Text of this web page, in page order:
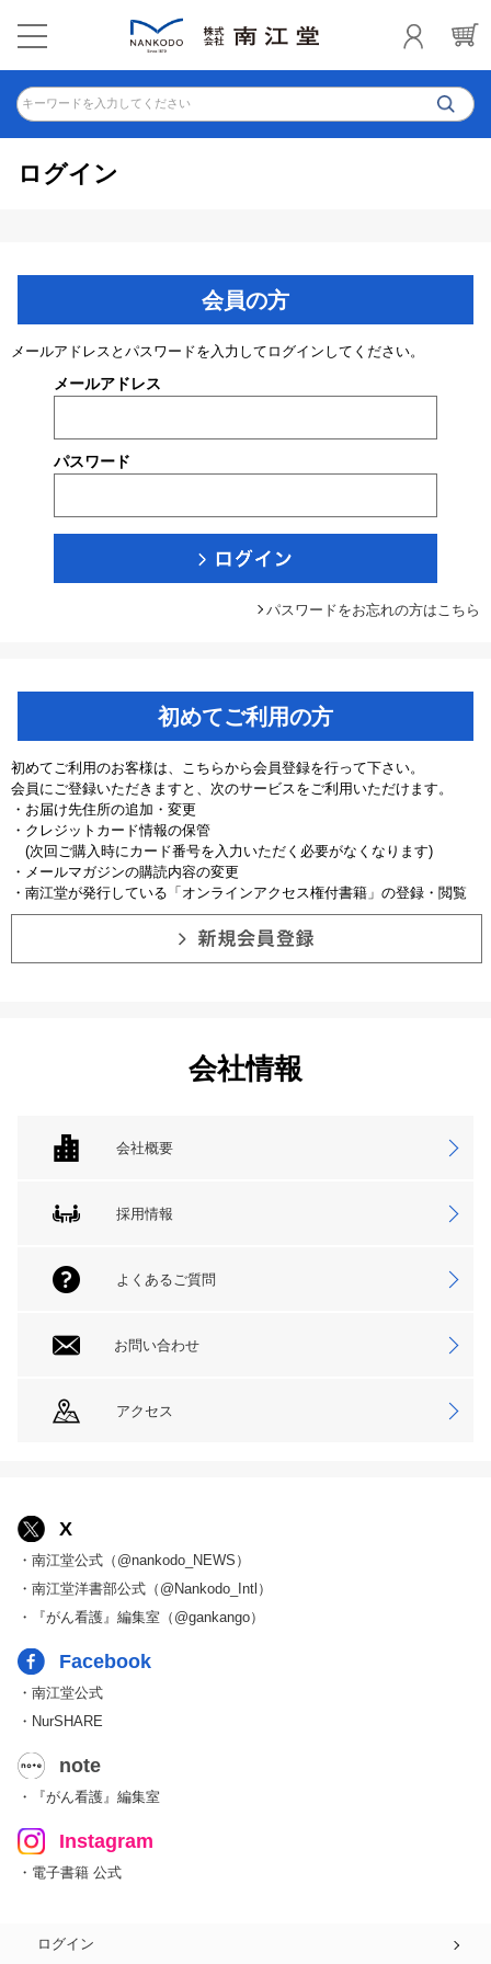
キーワードを入力してください
ログイン
会員の方
メールアドレスとパスワードを入力してログインしてください。
メールアドレス
パスワード
パスワードをお忘れの方はこちら
初めてご利用の方
初めてご利用のお客様は、こちらから会員登録を行って下さい。
会員にご登録いただきますと、次のサービスをご利用いただけます。
・お届け先住所の追加・変更
・クレジットカード情報の保管
(次回ご購入時にカード番号を入力いただく必要がなくなります)
・メールマガジンの購読内容の変更
・南江堂が発行している「オンラインアクセス権付書籍」の登録・閲覧
会社情報
会社概要
採用情報
よくあるご質問
お問い合わせ
アクセス
X
・南江堂公式（@nankodo_NEWS）
・南江堂洋書部公式（@Nankodo_Intl）
・『がん看護』編集室（@gankango）
Facebook
・南江堂公式
・NurSHARE
note
・『がん看護』編集室
Instagram
・電子書籍 公式
ログイン